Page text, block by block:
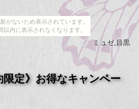
がないため表示されています。
以内に表示されなくなります。
ミュゼ,目黒
定》お得なキャンペー